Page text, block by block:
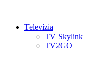
Televízia
TV Skylink
TV2GO